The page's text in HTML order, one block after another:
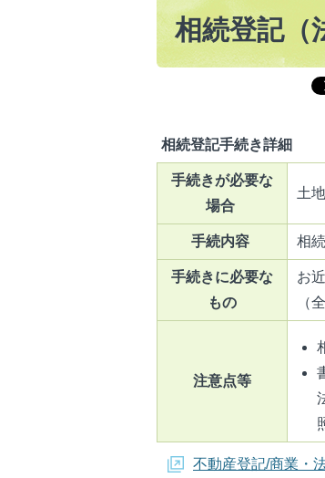
相続登記（
相続登記手続き詳細
手続きが必要な
場合
土
手続内容 相
手続きに必要な
もの
お
（
注意点等
不動産登記/商業・